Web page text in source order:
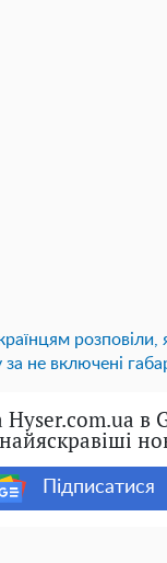
не включені
в
Підписатися